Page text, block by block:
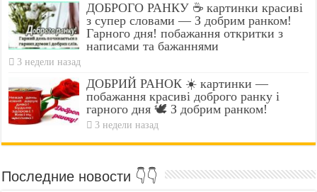
ДОБРОГО РАНКУ ☕ картинки красиві
з супер словами — З добрим ранком!
Гарного дня! побажання откритки з
написами та бажаннями
3 недели назад
ДОБРИЙ РАНОК ☀️ картинки —
побажання красиві доброго ранку і
гарного дня 🕊️ З добрим ранком!
3 недели назад
Последние новости 👇👇